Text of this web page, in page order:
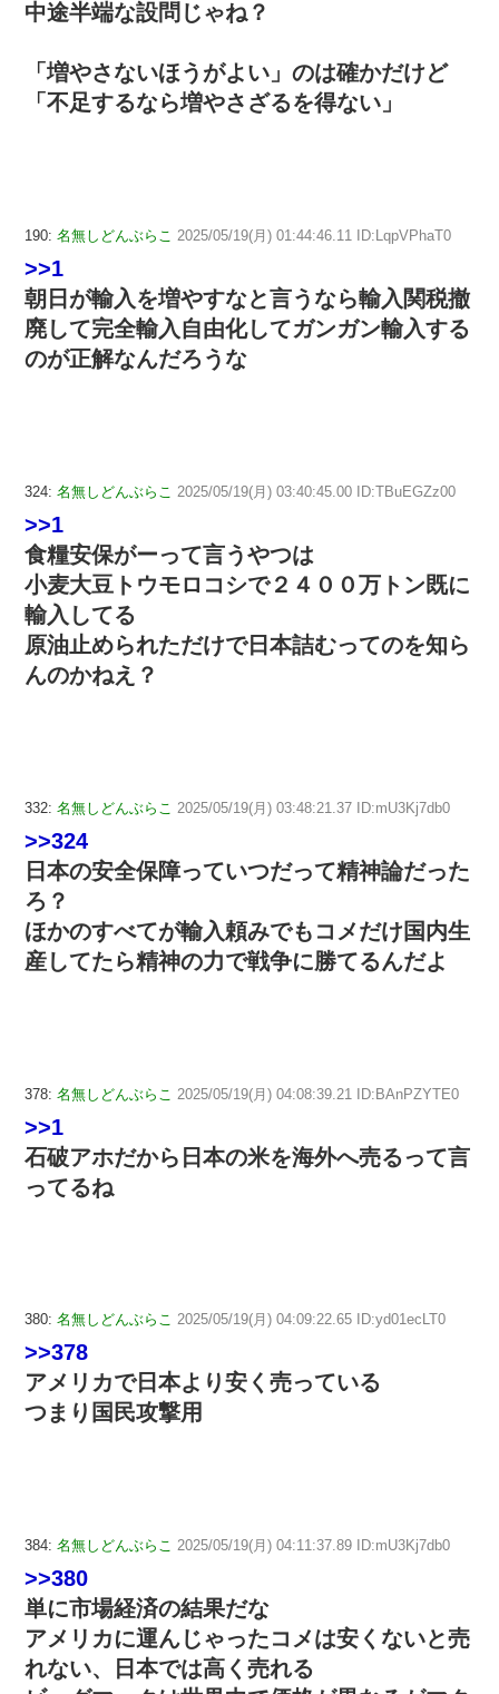
中途半端な設問じゃね？
「増やさないほうがよい」のは確かだけど
「不足するなら増やさざるを得ない」
190: 名無しどんぶらこ 2025/05/19(月) 01:44:46.11 ID:LqpVPhaT0
>>1
朝日が輸入を増やすなと言うなら輸入関税撤
廃して完全輸入自由化してガンガン輸入する
のが正解なんだろうな
324: 名無しどんぶらこ 2025/05/19(月) 03:40:45.00 ID:TBuEGZz00
>>1
食糧安保がーって言うやつは
小麦大豆トウモロコシで２４００万トン既に
輸入してる
原油止められただけで日本詰むってのを知ら
んのかねえ？
332: 名無しどんぶらこ 2025/05/19(月) 03:48:21.37 ID:mU3Kj7db0
>>324
日本の安全保障っていつだって精神論だった
ろ？
ほかのすべてが輸入頼みでもコメだけ国内生
産してたら精神の力で戦争に勝てるんだよ
378: 名無しどんぶらこ 2025/05/19(月) 04:08:39.21 ID:BAnPZYTE0
>>1
石破アホだから日本の米を海外へ売るって言
ってるね
380: 名無しどんぶらこ 2025/05/19(月) 04:09:22.65 ID:yd01ecLT0
>>378
アメリカで日本より安く売っている
つまり国民攻撃用
384: 名無しどんぶらこ 2025/05/19(月) 04:11:37.89 ID:mU3Kj7db0
>>380
単に市場経済の結果だな
アメリカに運んじゃったコメは安くないと売
れない、日本では高く売れる